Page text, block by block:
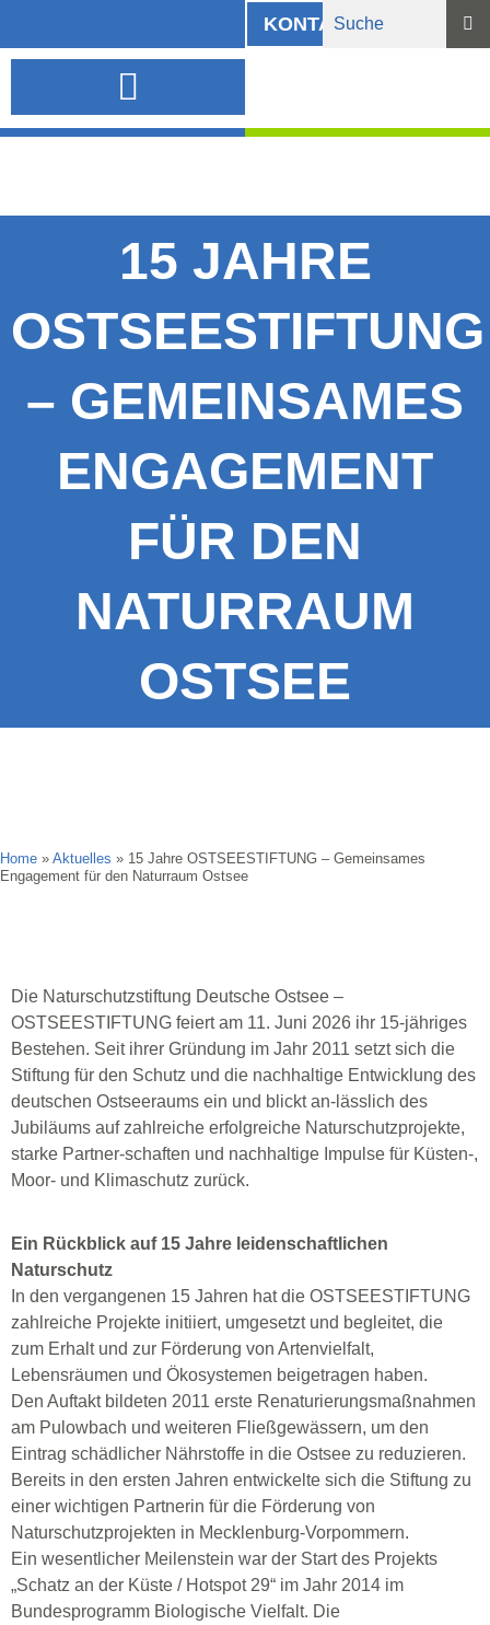
KONTAKT
15 JAHRE
OSTSEESTIFTUNG
– GEMEINSAMES
ENGAGEMENT
FÜR DEN
NATURRAUM
OSTSEE
Home » Aktuelles » 15 Jahre OSTSEESTIFTUNG – Gemeinsames
Engagement für den Naturraum Ostsee
Die Naturschutzstiftung Deutsche Ostsee –
OSTSEESTIFTUNG feiert am 11. Juni 2026 ihr 15-jähriges
Bestehen. Seit ihrer Gründung im Jahr 2011 setzt sich die
Stiftung für den Schutz und die nachhaltige Entwicklung des
deutschen Ostseeraums ein und blickt an-lässlich des
Jubiläums auf zahlreiche erfolgreiche Naturschutzprojekte,
starke Partner-schaften und nachhaltige Impulse für Küsten-,
Moor- und Klimaschutz zurück.
Ein Rückblick auf 15 Jahre leidenschaftlichen
Naturschutz
In den vergangenen 15 Jahren hat die OSTSEESTIFTUNG
zahlreiche Projekte initiiert, umgesetzt und begleitet, die
zum Erhalt und zur Förderung von Artenvielfalt,
Lebensräumen und Ökosystemen beigetragen haben.
Den Auftakt bildeten 2011 erste Renaturierungsmaßnahmen
am Pulowbach und weiteren Fließgewässern, um den
Eintrag schädlicher Nährstoffe in die Ostsee zu reduzieren.
Bereits in den ersten Jahren entwickelte sich die Stiftung zu
einer wichtigen Partnerin für die Förderung von
Naturschutzprojekten in Mecklenburg-Vorpommern.
Ein wesentlicher Meilenstein war der Start des Projekts
„Schatz an der Küste / Hotspot 29“ im Jahr 2014 im
Bundesprogramm Biologische Vielfalt. Die